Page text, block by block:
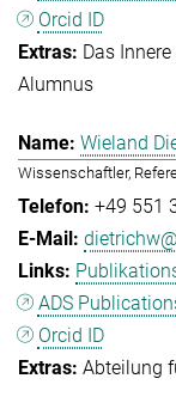
Orcid ID
Das
Alumnus
Wieland
Wissenschaftler,
+49 551
ADS
Orcid ID
Abteilung